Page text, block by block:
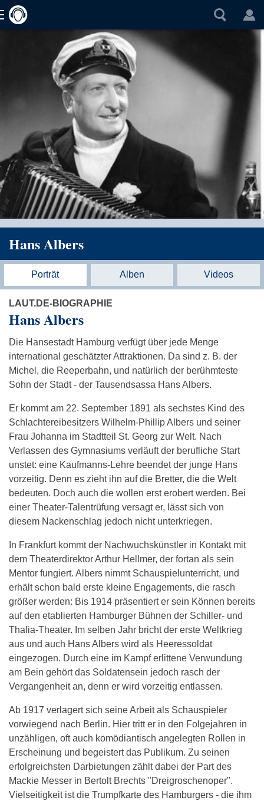
Hans Albers
Porträt Alben Videos
LAUT.DE-BIOGRAPHIE
Hans Albers
Die Hansestadt Hamburg verfügt über jede Menge
international geschätzter Attraktionen. Da sind z. B. der
Michel, die Reeperbahn, und natürlich der berühmteste
Sohn der Stadt - der Tausendsassa Hans Albers.
Er kommt am 22. September 1891 als sechstes Kind des
Schlachtereibesitzers Wilhelm-Phillip Albers und seiner
Frau Johanna im Stadtteil St. Georg zur Welt. Nach
Verlassen des Gymnasiums verläuft der berufliche Start
unstet: eine Kaufmanns-Lehre beendet der junge Hans
vorzeitig. Denn es zieht ihn auf die Bretter, die die Welt
bedeuten. Doch auch die wollen erst erobert werden. Bei
einer Theater-Talentrüfung versagt er, lässt sich von
diesem Nackenschlag jedoch nicht unterkriegen.
In Frankfurt kommt der Nachwuchskünstler in Kontakt mit
dem Theaterdirektor Arthur Hellmer, der fortan als sein
Mentor fungiert. Albers nimmt Schauspielunterricht, und
erhält schon bald erste kleine Engagements, die rasch
größer werden: Bis 1914 präsentiert er sein Können bereits
auf den etablierten Hamburger Bühnen der Schiller- und
Thalia-Theater. Im selben Jahr bricht der erste Weltkrieg
aus und auch Hans Albers wird als Heeressoldat
eingezogen. Durch eine im Kampf erlittene Verwundung
am Bein gehört das Soldatensein jedoch rasch der
Vergangenheit an, denn er wird vorzeitig entlassen.
Ab 1917 verlagert sich seine Arbeit als Schauspieler
vorwiegend nach Berlin. Hier tritt er in den Folgejahren in
unzähligen, oft auch komödiantisch angelegten Rollen in
Erscheinung und begeistert das Publikum. Zu seinen
erfolgreichsten Darbietungen zählt dabei der Part des
Mackie Messer in Bertolt Brechts "Dreigroschenoper".
Vielseitigkeit ist die Trumpfkarte des Hamburgers - die ihm